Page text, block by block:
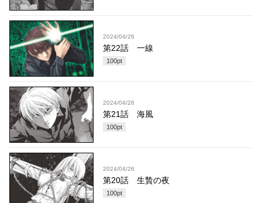
2024/04/26
第22話 一線
100pt
2024/04/26
第21話 海風
100pt
2024/04/26
第20話 生贄の夜
100pt